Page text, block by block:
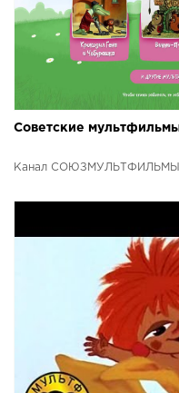
Советские
Канал СОЮЗМУЛЬТФИЛЬМЫ